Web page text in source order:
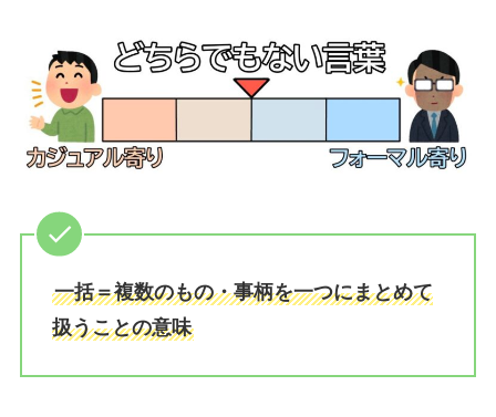
一括＝複数のもの・事柄を一つにまとめて
扱うことの意味